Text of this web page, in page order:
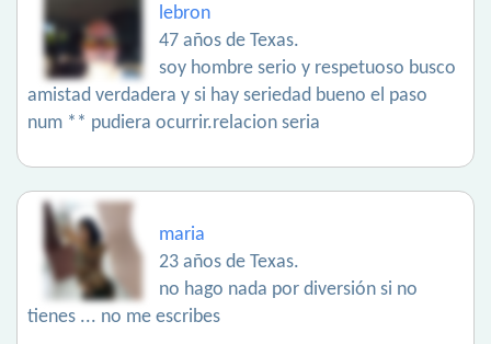
lebron
47 años de Texas.
soy hombre serio y respetuoso busco
amistad verdadera y si hay seriedad bueno el paso
num ** pudiera ocurrir.relacion seria
maria
23 años de Texas.
no hago nada por diversión si no
tienes ... no me escribes